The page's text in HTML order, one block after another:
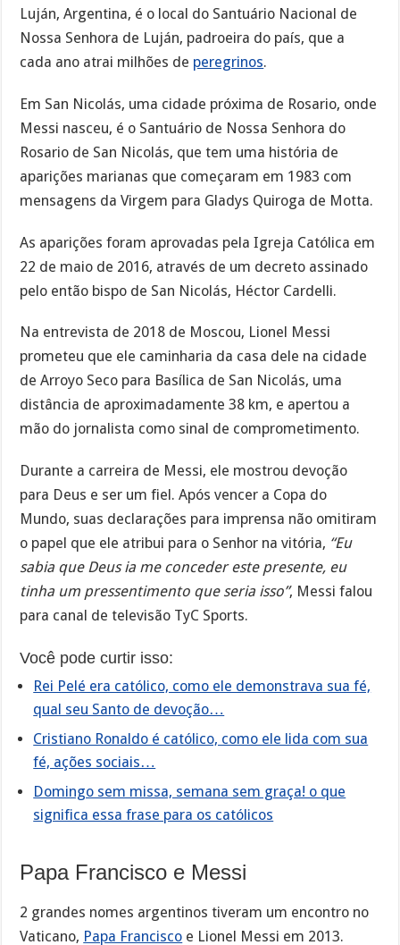
Luján, Argentina, é o local do Santuário Nacional de
Nossa Senhora de Luján, padroeira do país, que a
cada ano atrai milhões de peregrinos.
Em San Nicolás, uma cidade próxima de Rosario, onde
Messi nasceu, é o Santuário de Nossa Senhora do
Rosario de San Nicolás, que tem uma história de
aparições marianas que começaram em 1983 com
mensagens da Virgem para Gladys Quiroga de Motta.
As aparições foram aprovadas pela Igreja Católica em
22 de maio de 2016, através de um decreto assinado
pelo então bispo de San Nicolás, Héctor Cardelli.
Na entrevista de 2018 de Moscou, Lionel Messi
prometeu que ele caminharia da casa dele na cidade
de Arroyo Seco para Basílica de San Nicolás, uma
distância de aproximadamente 38 km, e apertou a
mão do jornalista como sinal de comprometimento.
Durante a carreira de Messi, ele mostrou devoção
para Deus e ser um fiel. Após vencer a Copa do
Mundo, suas declarações para imprensa não omitiram
o papel que ele atribui para o Senhor na vitória, “Eu
sabia que Deus ia me conceder este presente, eu
tinha um pressentimento que seria isso”, Messi falou
para canal de televisão TyC Sports.
Você pode curtir isso:
Rei Pelé era católico, como ele demonstrava sua fé,
qual seu Santo de devoção…
Cristiano Ronaldo é católico, como ele lida com sua
fé, ações sociais…
Domingo sem missa, semana sem graça! o que
significa essa frase para os católicos
Papa Francisco e Messi
2 grandes nomes argentinos tiveram um encontro no
Vaticano, Papa Francisco e Lionel Messi em 2013.